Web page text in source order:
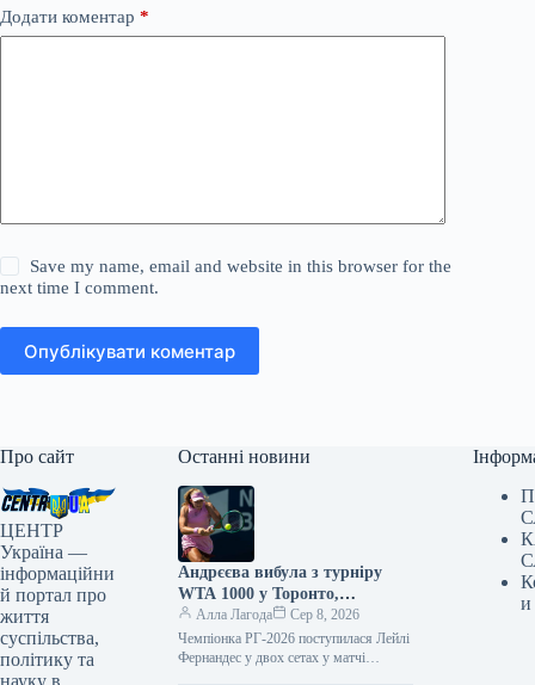
Додати коментар *
Save my name, email and website in this browser for the
next time I comment.
Опублікувати коментар
Про сайт
ЦЕНТР
Україна —
інформаційни
й портал про
життя
суспільства,
політику та
науку в
Останні новини
Андрєєва вибула з турніру
WTA 1000 у Торонто,
поступившись 34-й ракетці
світу
Алла Лагода
Сер 8, 2026
Чемпіонка РГ-2026 поступилася Лейлі
Фернандес у двох сетах у матчі
и